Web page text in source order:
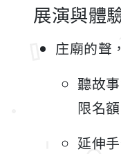
展演與體
庄廟的聲
聽故
限名額
延伸